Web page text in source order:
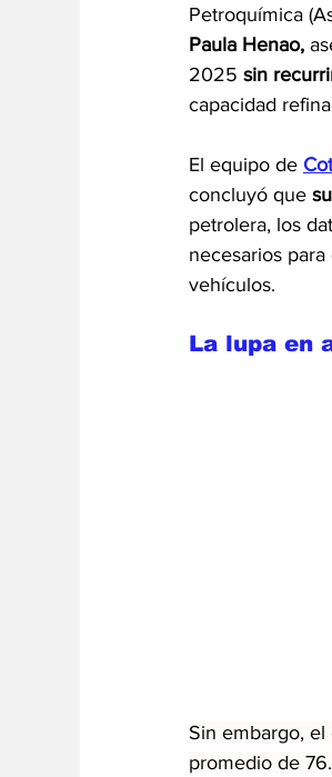
Petroquímica
Paula Henao,
2025 sin
capacidad
El equipo de
concluyó que
petrolera, los
necesarios
vehículos.
La lupa en
Sin embargo, el
promedio de